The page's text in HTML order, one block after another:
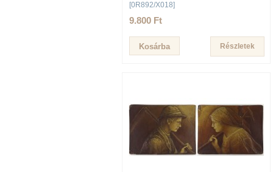
[0R892/X018]
9.800 Ft
Részletek